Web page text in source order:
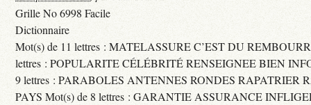
Grille No 6998 Facile
Dictionnaire
Mot(s) de 11 lettres : MATELASSURE C’EST DU
lettres : POPULARITE CÉLÉBRITÉ RENSEIGNEE BIEN
9 lettres : PARABOLES ANTENNES RONDES RAPATRIER
PAYS Mot(s) de 8 lettres : GARANTIE ASSURANCE